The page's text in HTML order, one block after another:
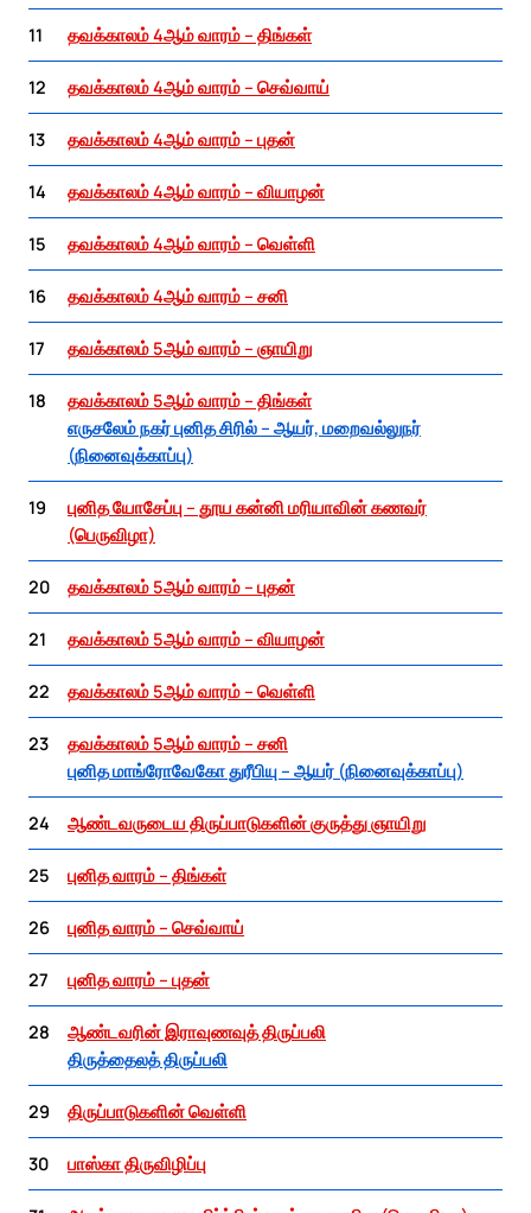
11 தவக்காலம் 4ஆம் வாரம் – திங்கள்
12 தவக்காலம் 4ஆம் வாரம் – செவ்வாய்
13 தவக்காலம் 4ஆம் வாரம் – புதன்
14 தவக்காலம் 4ஆம் வாரம் – வியாழன்
15 தவக்காலம் 4ஆம் வாரம் – வெள்ளி
16 தவக்காலம் 4ஆம் வாரம் – சனி
17 தவக்காலம் 5ஆம் வாரம் – ஞாயிறு
18
தவக்காலம் 5ஆம் வாரம் – திங்கள்
எருசலேம் நகர் புனித சிரில் – ஆயர், மறைவல்லுநர்
(நினைவுக்காப்பு)
19
புனித யோசேப்பு – தூய கன்னி மரியாவின் கணவர்
(பெருவிழா)
20 தவக்காலம் 5ஆம் வாரம் – புதன்
21 தவக்காலம் 5ஆம் வாரம் – வியாழன்
22 தவக்காலம் 5ஆம் வாரம் – வெள்ளி
23
தவக்காலம் 5ஆம் வாரம் – சனி
புனித மாங்ரோவேகோ துரீபியு – ஆயர் (நினைவுக்காப்பு)
24 ஆண்டவருடைய திருப்பாடுகளின் குருத்து ஞாயிறு
25 புனித வாரம் – திங்கள்
26 புனித வாரம் – செவ்வாய்
27 புனித வாரம் – புதன்
28
ஆண்டவரின் இராவுணவுத் திருப்பலி
திருத்தைலத் திருப்பலி
29 திருப்பாடுகளின் வெள்ளி
30 பாஸ்கா திருவிழிப்பு